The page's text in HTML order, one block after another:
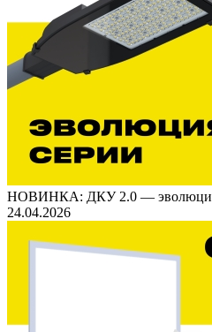
НОВИНКА: ДКУ 2.0 — эволюция
24.04.2026